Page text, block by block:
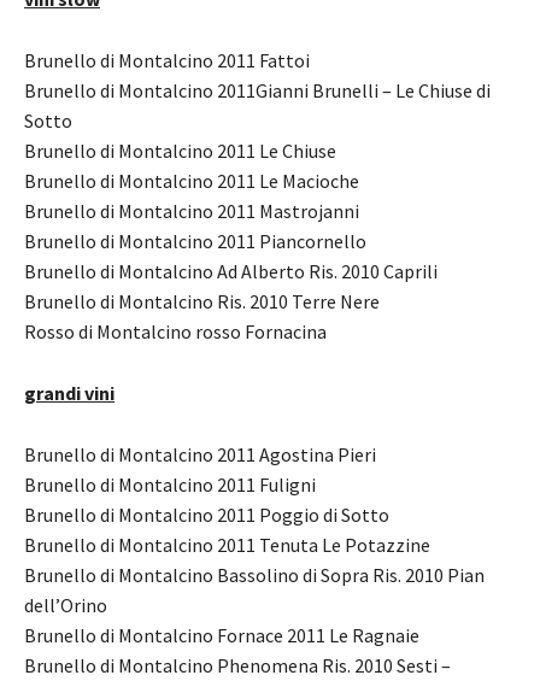
Brunello di Montalcino 2011 Fattoi
Brunello di Montalcino 2011Gianni Brunelli – Le Chiuse di
Sotto
Brunello di Montalcino 2011 Le Chiuse
Brunello di Montalcino 2011 Le Macioche
Brunello di Montalcino 2011 Mastrojanni
Brunello di Montalcino 2011 Piancornello
Brunello di Montalcino Ad Alberto Ris. 2010 Caprili
Brunello di Montalcino Ris. 2010 Terre Nere
Rosso di Montalcino rosso Fornacina
grandi vini
Brunello di Montalcino 2011 Agostina Pieri
Brunello di Montalcino 2011 Fuligni
Brunello di Montalcino 2011 Poggio di Sotto
Brunello di Montalcino 2011 Tenuta Le Potazzine
Brunello di Montalcino Bassolino di Sopra Ris. 2010 Pian
dell’Orino
Brunello di Montalcino Fornace 2011 Le Ragnaie
Brunello di Montalcino Phenomena Ris. 2010 Sesti –